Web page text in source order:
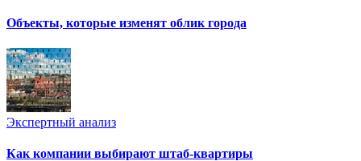
Объекты, которые изменят облик города
Экспертный анализ
Как компании выбирают штаб-квартиры